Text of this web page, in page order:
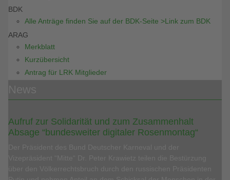
BDK
Alle Anträge finden Sie auf der BDK-Seite >Link zum BDK
ARAG
Merkblatt
Kurzübersicht
Antrag für LRK Mitglieder
Aufruf zur Solidarität und zum Zusammenhalt
Absage “bundesweiter digitaler Rosenmontag“